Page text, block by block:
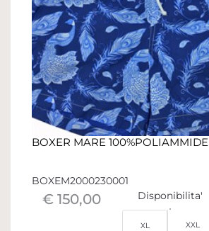
BOXER MARE 100%POLIAMMIDE
BOXEM2000230001
€ 150,00 Disponibilita'
XL XXL